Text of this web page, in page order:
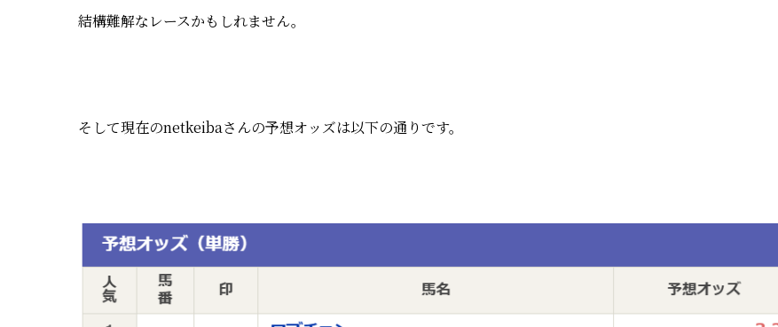
結構難解なレースかもしれません。
そして現在のnetkeibaさんの予想オッズは以下の通りです。